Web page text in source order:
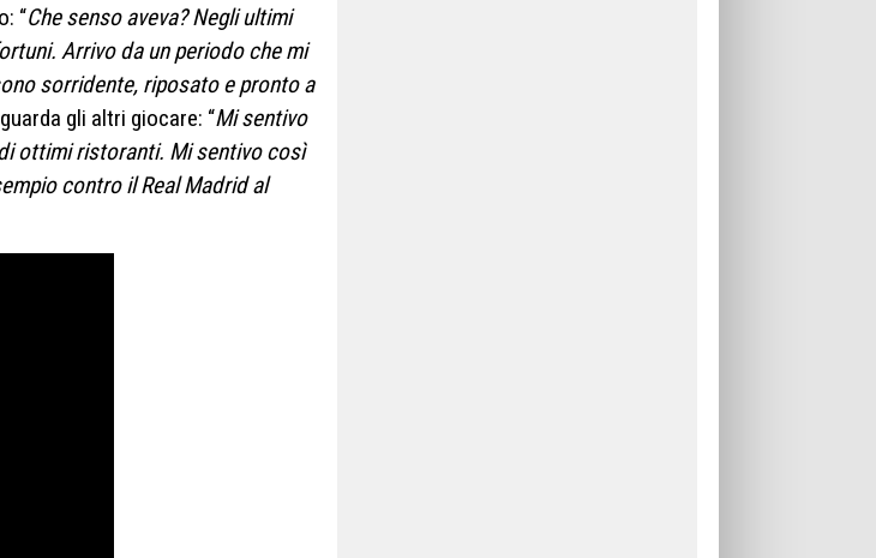
“Che senso aveva? Negli ultimi
Arrivo da un periodo che mi
sorridente, riposato e pronto a
gli altri giocare: “Mi sentivo
ottimi ristoranti. Mi sentivo così
contro il Real Madrid al